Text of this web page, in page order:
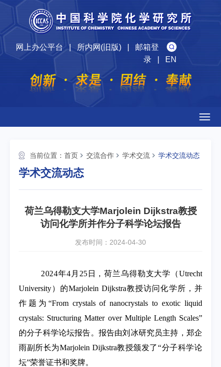
网上办公平台|所内网(旧版)| 邮箱登
录| EN
当前位置： 首页 交流合作 学术交流 学术交流动态
学术交流动态
荷兰乌得勒支大学Marjolein Dijkstra教授
访问化学所并作分子科学论坛报告
发布时间：2024-04-30
2024年4月25日，荷兰乌得勒支大学（Utrecht
University）的Marjolein Dijkstra教授访问化学所，并
作题为“From crystals of nanocrystals to exotic liquid
crystals: Structuring Matter over Multiple Length Scales”
的分子科学论坛报告。报告由刘冰研究员主持，郑企
雨副所长为Marjolein Dijkstra教授颁发了“分子科学论
坛”荣誉证书和奖牌。